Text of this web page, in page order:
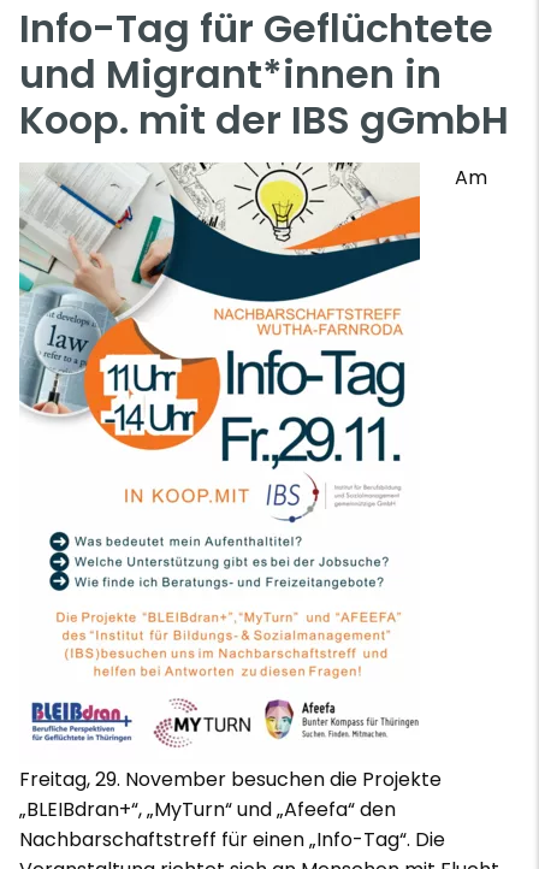
Info-Tag für Geflüchtete
und Migrant*innen in
Koop. mit der IBS gGmbH
Am
Freitag, 29. November besuchen die Projekte
„BLEIBdran+“, „MyTurn“ und „Afeefa“ den
Nachbarschaftstreff für einen „Info-Tag“. Die